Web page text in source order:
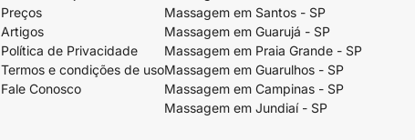
Preços
Artigos
Política de Privacidade
Termos e condições de uso
Fale Conosco
Massagem em Santos - SP
Massagem em Guarujá - SP
Massagem em Praia Grande - SP
Massagem em Guarulhos - SP
Massagem em Campinas - SP
Massagem em Jundiaí - SP